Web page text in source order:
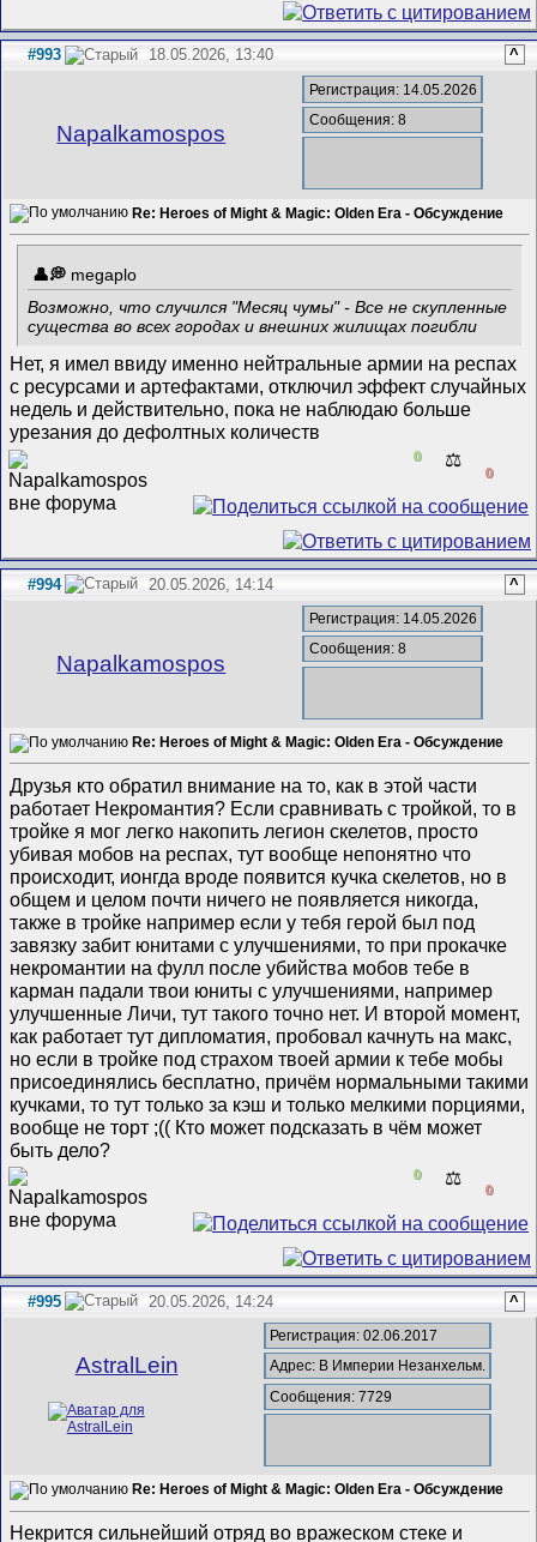
#993 18.05.2026, 13:40 ^
Napalkamospos
Регистрация: 14.05.2026
Сообщения: 8
Re: Heroes of Might & Magic: Olden Era - Обсуждение
megaplo
Возможно, что случился "Месяц чумы" - Все не скупленные
существа во всех городах и внешних жилищах погибли
Нет, я имел ввиду именно нейтральные армии на респах
с ресурсами и артефактами, отключил эффект случайных
недель и действительно, пока не наблюдаю больше
урезания до дефолтных количеств
0 ⚖️
0
#994 20.05.2026, 14:14 ^
Napalkamospos
Регистрация: 14.05.2026
Сообщения: 8
Re: Heroes of Might & Magic: Olden Era - Обсуждение
Друзья кто обратил внимание на то, как в этой части
работает Некромантия? Если сравнивать с тройкой, то в
тройке я мог легко накопить легион скелетов, просто
убивая мобов на респах, тут вообще непонятно что
происходит, ионгда вроде появится кучка скелетов, но в
общем и целом почти ничего не появляется никогда,
также в тройке например если у тебя герой был под
завязку забит юнитами с улучшениями, то при прокачке
некромантии на фулл после убийства мобов тебе в
карман падали твои юниты с улучшениями, например
улучшенные Личи, тут такого точно нет. И второй момент,
как работает тут дипломатия, пробовал качнуть на макс,
но если в тройке под страхом твоей армии к тебе мобы
присоединялись бесплатно, причём нормальными такими
кучками, то тут только за кэш и только мелкими порциями,
вообще не торт ;(( Кто может подсказать в чём может
быть дело?
0 ⚖️
0
#995 20.05.2026, 14:24 ^
AstralLein
Регистрация: 02.06.2017
Адрес: В Империи Незанхельм.
Сообщения: 7729
Re: Heroes of Might & Magic: Olden Era - Обсуждение
Некрится сильнейший отряд во вражеском стеке и